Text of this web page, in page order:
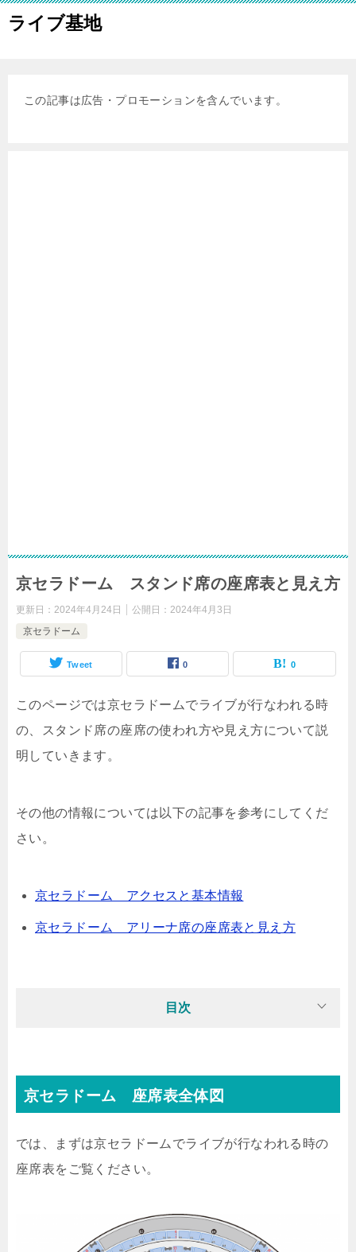
ライブ基地
この記事は広告・プロモーションを含んでいます。
京セラドーム スタンド席の座席表と見え方
更新日： 2024年4月24日 公開日： 2024年4月3日
京セラドーム
Tweet 0 0
このページでは京セラドームでライブが行なわれる時
の、スタンド席の座席の使われ方や見え方について説
明していきます。
その他の情報については以下の記事を参考にしてくだ
さい。
京セラドーム アクセスと基本情報
京セラドーム アリーナ席の座席表と見え方
目次
京セラドーム 座席表全体図
では、まずは京セラドームでライブが行なわれる時の
座席表をご覧ください。